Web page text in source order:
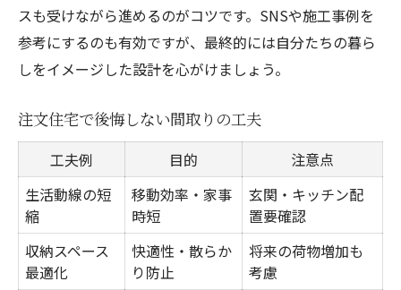
スも受けながら進めるのがコツです。SNSや施工事例を
参考にするのも有効ですが、最終的には自分たちの暮ら
しをイメージした設計を心がけましょう。
注文住宅で後悔しない間取りの工夫
工夫例 目的
注意点
生活動線の短
縮
移動効率・家事
時短
玄関・キッチン配
置要確認
収納スペース
最適化
快適性・散らか
り防止
将来の荷物増加も
考慮